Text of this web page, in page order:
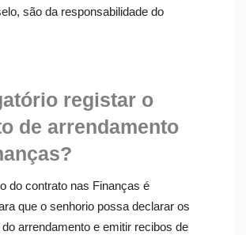
são da responsabilidade do
registar o
de arrendamento
do contrato nas Finanças é
que o senhorio possa declarar os
arrendamento e emitir recibos de